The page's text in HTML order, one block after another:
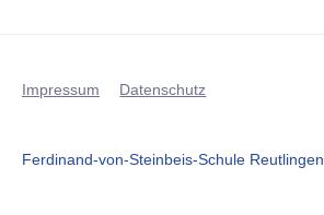
Impressum Datenschutz
Ferdinand-von-Steinbeis-Schule Reutlingen